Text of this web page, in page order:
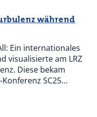
während
Ein internationales
visualisierte am LRZ
Diese bekam
SC25…